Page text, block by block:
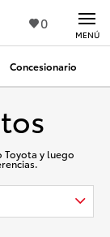
0
Concesionario
MENÚ
Toyota y luego